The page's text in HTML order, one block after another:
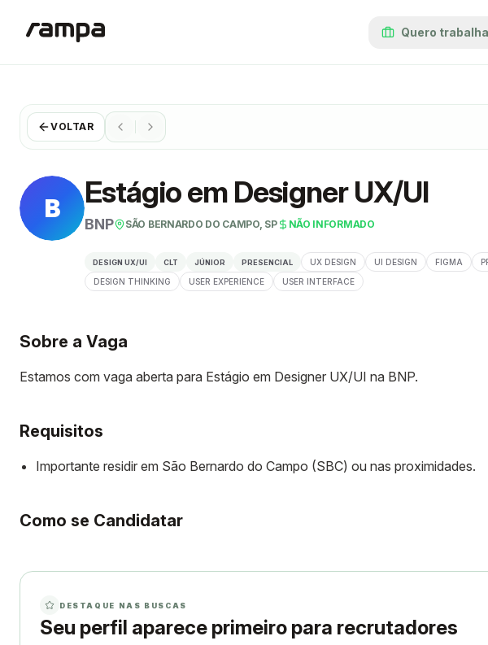
Quero
VOLTAR
B Estágio em Designer UX/UI
BNP SÃO BERNARDO DO CAMPO, SP NÃO INFORMADO
DESIGN UX/UI CLT JÚNIOR PRESENCIAL UX DESIGN UI DESIGN FIGMA
DESIGN THINKING
USER EXPERIENCE USER INTERFACE
Sobre a Vaga
Estamos com vaga aberta para Estágio em Designer UX/UI na BNP.
Requisitos
Importante residir em São Bernardo do Campo (SBC) ou nas proximidades.
Como se Candidatar
DESTAQUE NAS BUSCAS
Seu perfil aparece primeiro para recrutadores